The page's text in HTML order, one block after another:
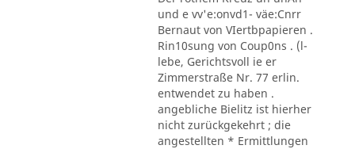
und e vv'e:onvd1- väe:Cnrr
Bernaut von VIertbpapieren .
Rin10sung von Coup0ns . (l-
lebe, Gerichtsvoll ie er
Zimmerstraße Nr. 77 erlin.
entwendet zu haben .
angebliche Bielitz ist hierher
nicht zurückgekehrt ; die
angestellten * Ermittlungen